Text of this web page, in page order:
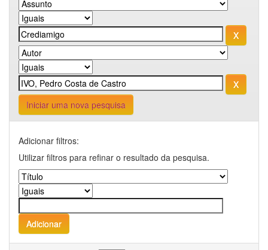
Iniciar uma nova pesquisa
Adicionar filtros:
Utilizar filtros para refinar o resultado da pesquisa.